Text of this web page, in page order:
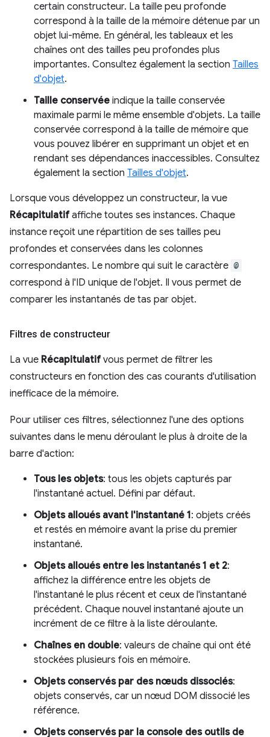
certain constructeur. La taille peu profonde
correspond à la taille de la mémoire détenue par un
objet lui-même. En général, les tableaux et les
chaînes ont des tailles peu profondes plus
importantes. Consultez également la section Tailles
d'objet.
Taille conservée indique la taille conservée
maximale parmi le même ensemble d'objets. La taille
conservée correspond à la taille de mémoire que
vous pouvez libérer en supprimant un objet et en
rendant ses dépendances inaccessibles. Consultez
également la section Tailles d'objet.
Lorsque vous développez un constructeur, la vue
Récapitulatifaffiche toutes ses instances. Chaque
instance reçoit une répartition de ses tailles peu
profondes et conservées dans les colonnes
correspondantes. Le nombre qui suit le caractère @
correspond à l'ID unique de l'objet. Il vous permet de
comparer les instantanés de tas par objet.
Filtres de constructeur
La vue Récapitulatifvous permet de filtrer les
constructeurs en fonction des cas courants d'utilisation
inefficace de la mémoire.
Pour utiliser ces filtres, sélectionnez l'une des options
suivantes dans le menu déroulant le plus à droite de la
barre d'action:
Tous les objets: tous les objets capturés par
l'instantané actuel. Défini par défaut.
Objets alloués avant l'instantané 1: objets créés
et restés en mémoire avant la prise du premier
instantané.
Objets alloués entre les instantanés 1 et 2:
affichez la différence entre les objets de
l'instantané le plus récent et ceux de l'instantané
précédent. Chaque nouvel instantané ajoute un
incrément de ce filtre à la liste déroulante.
Chaînes en double: valeurs de chaîne qui ont été
stockées plusieurs fois en mémoire.
Objets conservés par des nœuds dissociés:
objets conservés, car un nœud DOM dissocié les
référence.
Objets conservés par la console des outils de